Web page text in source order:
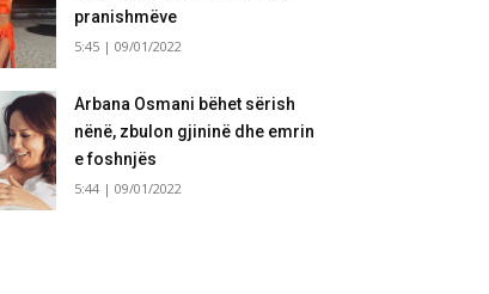
pranishmëve
5:45 | 09/01/2022
Arbana Osmani bëhet sërish
nënë, zbulon gjininë dhe emrin
e foshnjës
5:44 | 09/01/2022